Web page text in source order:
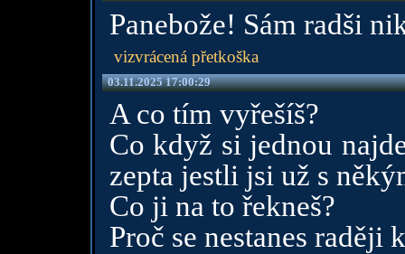
Panebože! Sám radši
vizvrácená přetkoška
03.11.2025 17:00:29
A co tím vyřešíš?
Co když si jednou
zepta jestli jsi už s
Co ji na to řekneš?
Proč se nestanes raději